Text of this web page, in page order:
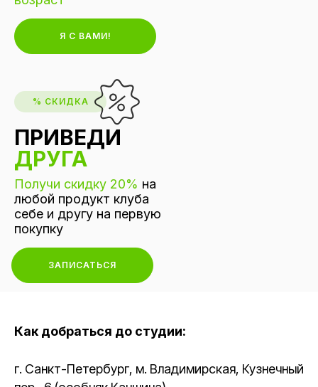
Евгений
Здесь есть
определённые люди с
которыми хочется
видеться каждое утро и
не только
Я С ВАМИ!
ПРИВЕДИ
ДРУГА
Получи скидку 20% на
любой продукт клуба
себе и другу на первую
покупку
ЗАПИСАТЬСЯ
% СКИДКА
Как добраться до студии:
г. Санкт-Петербург, м. Владимирская, Кузнечный